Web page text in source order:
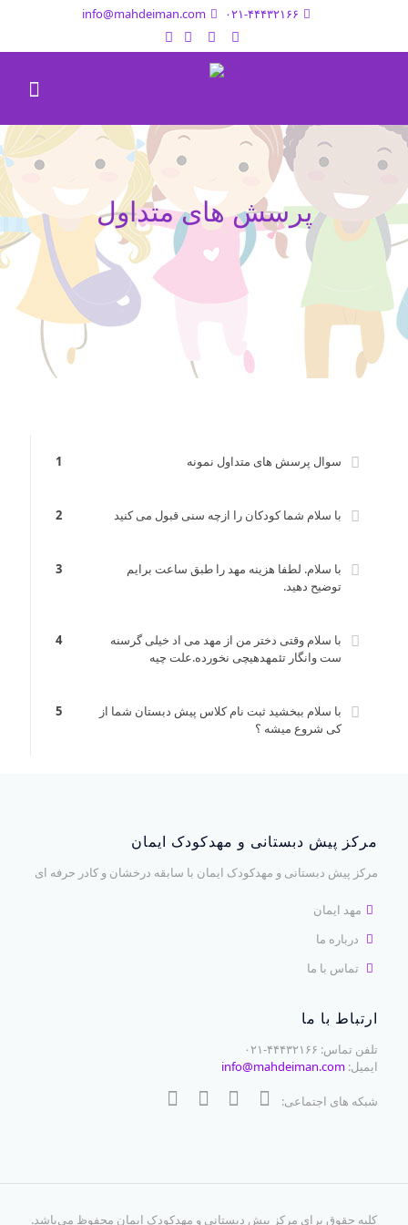
۰۲۱-۴۴۴۳۲۱۶۶ info@mahdeiman.com
پرسش های متداول
1 سوال پرسش های متداول نمونه
2 با سلام شما کودکان را ازچه سنی قبول می کنید
3
با سلام. لطفا هزینه مهد را طبق ساعت برایم
توضیح دهید.
4
با سلام وقتی دختر من از مهد می اد خیلی گرسنه
ست وانگار تئمهدهیچی نخورده.علت چیه
5
با سلام ببخشید ثبت نام کلاس پیش دبستان شما از
کی شروع میشه ؟
مرکز پیش دبستانی و مهدکودک ایمان
مرکز پیش دبستانی و مهدکودک ایمان با سابقه درخشان و کادر حرفه ای
مهد ایمان
درباره ما
تماس با ما
ارتباط با ما
تلفن تماس: ۴۴۴۳۲۱۶۶-۰۲۱
ایمیل: info@mahdeiman.com
شبکه های اجتماعی:
کلیه حقوق برای مرکز پیش دبستانی و مهدکودک ایمان محفوظ می‌باشد.